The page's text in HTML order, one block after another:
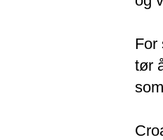
For
tør